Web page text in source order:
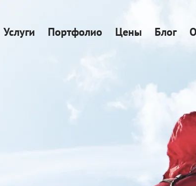
Услуги Портфолио Цены Блог